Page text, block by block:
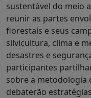
sustentável do meio
reunir as partes
florestais e seus
silvicultura, clima e
desastres e
participantes
sobre a metodologia
debaterão